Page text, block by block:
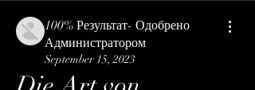
100% Результат- Одобрено
Администратором
September 15, 2023